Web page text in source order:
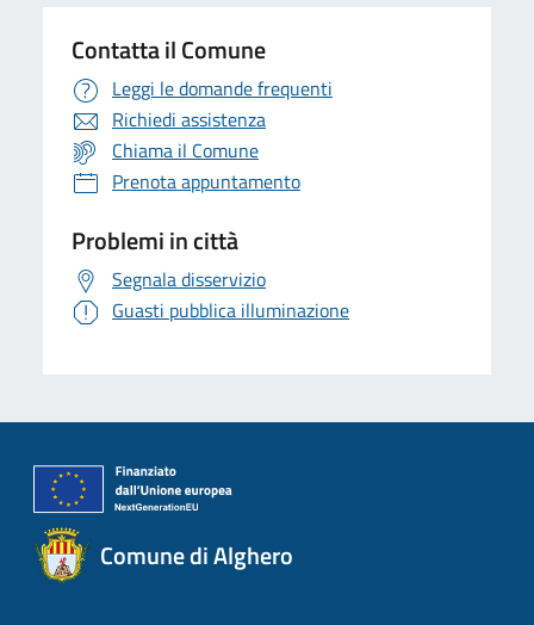
Contatta il Comune
Leggi le domande frequenti
Richiedi assistenza
Chiama il Comune
Prenota appuntamento
Problemi in città
Segnala disservizio
Guasti pubblica illuminazione
Comune di Alghero